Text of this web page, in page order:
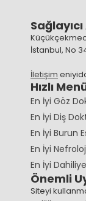
İstanbul, No
İletişim
Hızlı
En İyi Göz
En İyi Diş
En İyi Burun
En İyi
En İyi
Önemli
Siteyi